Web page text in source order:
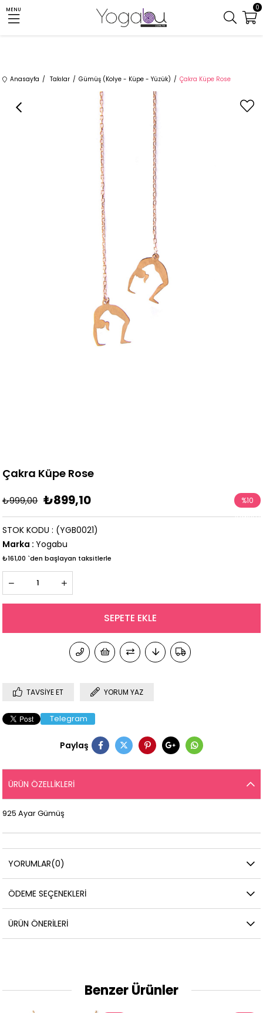
MENU 0
Anasayfa Takılar Gümüş (Kolye - Küpe - Yüzük) Çakra Küpe Rose
Çakra Küpe Rose
₺999,00 ₺899,10 %10
İndirim
(YGB0021)
STOK KODU
Marka : Yogabu
₺161,00 `den başlayan taksitlerle
TAVSIYE ET YORUM YAZ
Telegram
Paylaş
ÜRÜN ÖZELLIKLERI
925 Ayar Gümüş
YORUMLAR(0)
ÖDEME SEÇENEKLERI
ÜRÜN ÖNERILERI
Benzer Ürünler